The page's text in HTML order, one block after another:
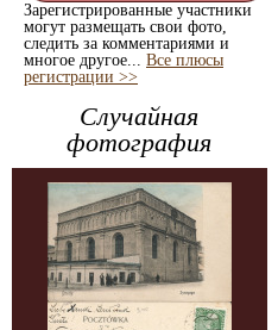
Зарегистрированные участники
могут размещать свои фото,
следить за комментариями и
многое другое... Все плюсы
регистрации >>
Случайная
фотография